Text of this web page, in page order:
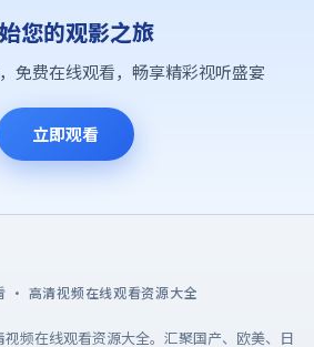
您的观影之旅
免费在线观看，畅享精彩视听盛宴
立即观看
· 高清视频在线观看资源大全
频在线观看资源大全。汇聚国产、欧美、日